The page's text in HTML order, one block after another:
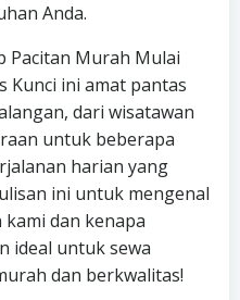
Anda.
Pacitan Murah Mulai
Kunci ini amat pantas
dari wisatawan
untuk beberapa
harian yang
ini untuk mengenal
dan kenapa
ideal untuk sewa
dan berkwalitas!